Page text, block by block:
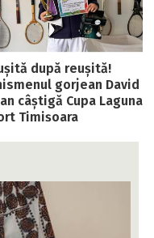
după reușită!
gorjean David
câștigă Cupa Laguna
Timișoara